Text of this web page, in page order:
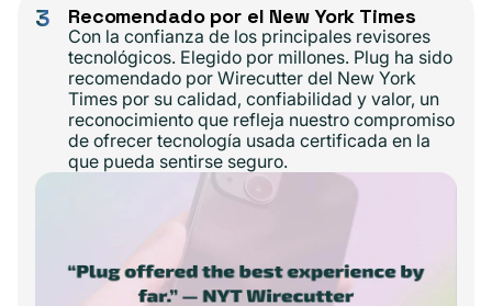
3 Recomendado por el New York Times
Con la confianza de los principales revisores
tecnológicos. Elegido por millones. Plug ha sido
recomendado por Wirecutter del New York
Times por su calidad, confiabilidad y valor, un
reconocimiento que refleja nuestro compromiso
de ofrecer tecnología usada certificada en la
que pueda sentirse seguro.